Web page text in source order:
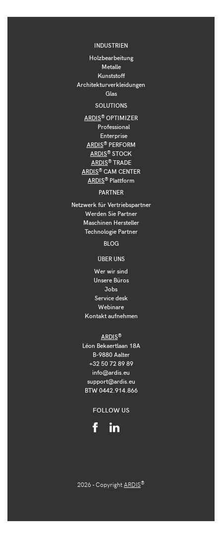
INDUSTRIEN
Holzbearbeitung
Metalle
Kunststoff
Architekturverkleidungen
Glas
SOLUTIONS
ARDIS® OPTIMIZER
Professional
Enterprise
ARDIS®PERFORM
ARDIS® STOCK
ARDIS®TRADE
ARDIS® CAM CENTER
ARDIS® Plattform
PARTNER
Netzwerk für Vertriebspartner
Werden Sie Partner
Maschinen Hersteller
Technologie Partner
BLOG
ÜBER UNS
Wer wir sind
Unsere Büros
Jobs
Service desk
Webinare
Kontakt aufnehmen
ARDIS®
Léon Bekaertlaan 18A
B-9880 Aalter
+32 50 72 89 89
info@ardis.eu
support@ardis.eu
BTW 0442.914.866
FOLLOW US
2026 - Copyright ARDIS®